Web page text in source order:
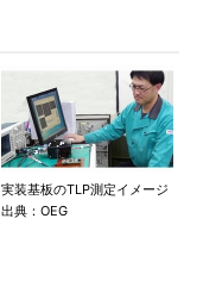
実装基板のTLP測定イメージ
出典：OEG